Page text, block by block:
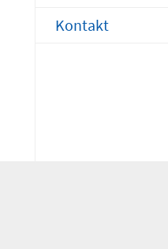
Kontakt